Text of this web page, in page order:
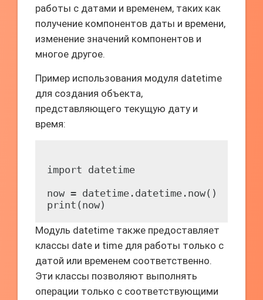
работы с датами и временем, таких как
получение компонентов даты и времени,
изменение значений компонентов и
многое другое.
Пример использования модуля datetime
для создания объекта,
представляющего текущую дату и
время:
import datetime
now = datetime.datetime.now()
Модуль datetime также предоставляет
классы date и time для работы только с
датой или временем соответственно.
Эти классы позволяют выполнять
операции только с соответствующими